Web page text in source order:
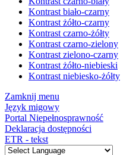
Kontrast biało-czarny
Kontrast żółto-czarny
Kontrast czarno-żółty
Kontrast czarno-zielony
Kontrast zielono-czarny
Kontrast żółto-niebieski
Kontrast niebiesko-żółty
Zamknij menu
Język migowy
Portal Niepełnosprawność
Deklaracja dostępności
ETR - tekst